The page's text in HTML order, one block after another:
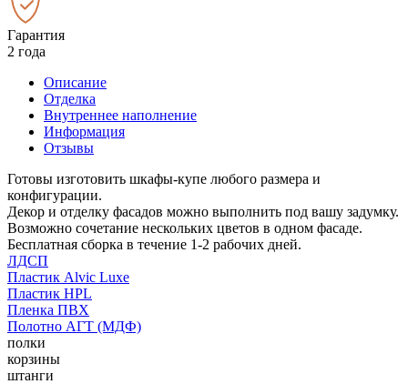
Гарантия
2 года
Описание
Отделка
Внутреннее наполнение
Информация
Отзывы
Готовы изготовить шкафы-купе любого размера и
конфигурации.
Декор и отделку фасадов можно выполнить под вашу задумку.
Возможно сочетание нескольких цветов в одном фасаде.
Бесплатная сборка в течение 1-2 рабочих дней.
ЛДСП
Пластик Alvic Luxe
Пластик HPL
Пленка ПВХ
Полотно АГТ (МДФ)
полки
корзины
штанги